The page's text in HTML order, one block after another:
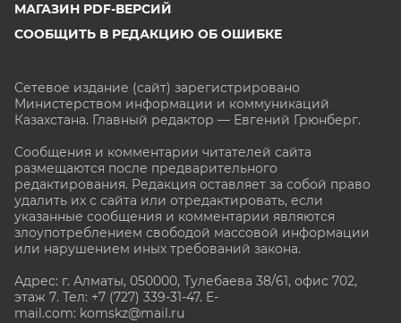
МАГАЗИН PDF-ВЕРСИЙ
СООБЩИТЬ В РЕДАКЦИЮ ОБ ОШИБКЕ
Сетевое издание (сайт) зарегистрировано
Министерством информации и коммуникаций
Казахстана. Главный редактор — Евгений Грюнберг.
Сообщения и комментарии читателей сайта
размещаются после предварительного
редактирования. Редакция оставляет за собой право
удалить их с сайта или отредактировать, если
указанные сообщения и комментарии являются
злоупотреблением свободой массовой информации
или нарушением иных требований закона.
Адрес: г. Алматы, 050000, Тулебаева 38/61, офис 702,
этаж 7. Тел: +7 (727) 339-31-47. E-
mail.com: komskz@mail.ru